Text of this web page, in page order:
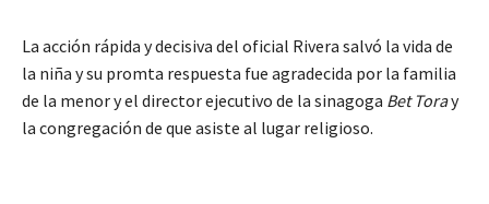
La acción rápida y decisiva del oficial Rivera salvó la vida de
la niña y su promta respuesta fue agradecida por la familia
de la menor y el director ejecutivo de la sinagoga Bet Toray
la congregación de que asiste al lugar religioso.